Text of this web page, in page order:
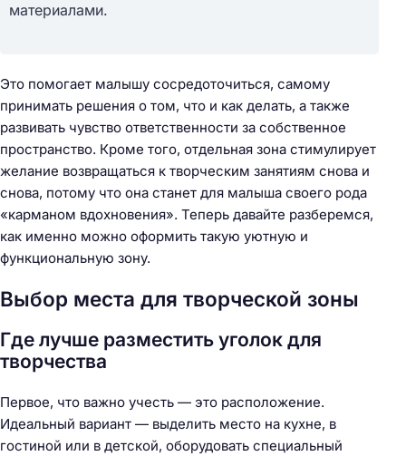
материалами.
Это помогает малышу сосредоточиться, самому
принимать решения о том, что и как делать, а также
развивать чувство ответственности за собственное
пространство. Кроме того, отдельная зона стимулирует
желание возвращаться к творческим занятиям снова и
снова, потому что она станет для малыша своего рода
«карманом вдохновения». Теперь давайте разберемся,
как именно можно оформить такую уютную и
функциональную зону.
Выбор места для творческой зоны
Где лучше разместить уголок для
творчества
Первое, что важно учесть — это расположение.
Идеальный вариант — выделить место на кухне, в
гостиной или в детской, оборудовать специальный